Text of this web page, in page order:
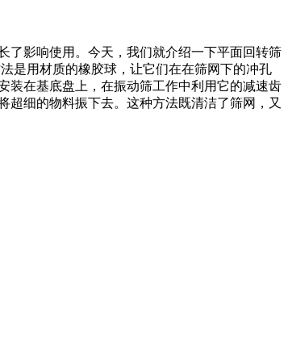
了影响使用。今天，我们就介绍一下平面回转筛
是用材质的橡胶球，让它们在在筛网下的冲孔
装在基底盘上，在振动筛工作中利用它的减速齿
细的物料振下去。这种方法既清洁了筛网，又